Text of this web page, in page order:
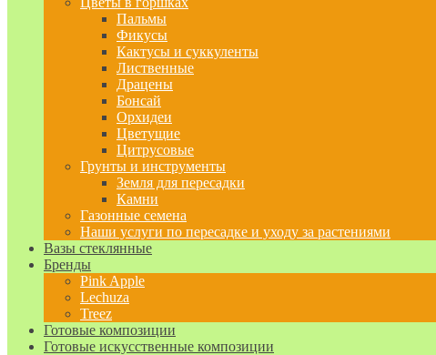
Пальмы
Фикусы
Кактусы и суккуленты
Лиственные
Драцены
Бонсай
Орхидеи
Цветущие
Цитрусовые
Грунты и инструменты
Земля для пересадки
Камни
Газонные семена
Наши услуги по пересадке и уходу за растениями
Вазы стеклянные
Бренды
Pink Apple
Lechuza
Treez
Готовые композиции
Готовые искусственные композиции